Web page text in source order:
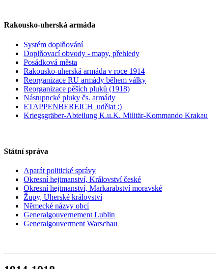
Rakousko-uherská armáda
Systém doplňování
Doplňovací obvody - mapy, přehledy
Posádková města
Rakousko-uherská armáda v roce 1914
Reorganizace RU armády během války
Reorganizace pěších pluků (1918)
Nástupncké pluky čs. armády
ETAPPENBEREICH_udělat :)
Kriegsgräber-Abteilung K.u.K. Militär-Kommando Krakau
Státní správa
Aparát politické správy
Okresní hejtmanství, Království české
Okresní hejtmanství, Markarabství moravské
Župy, Uherské království
Německé názvy obcí
Generalgouvernement Lublin
Generalgouverment Warschau